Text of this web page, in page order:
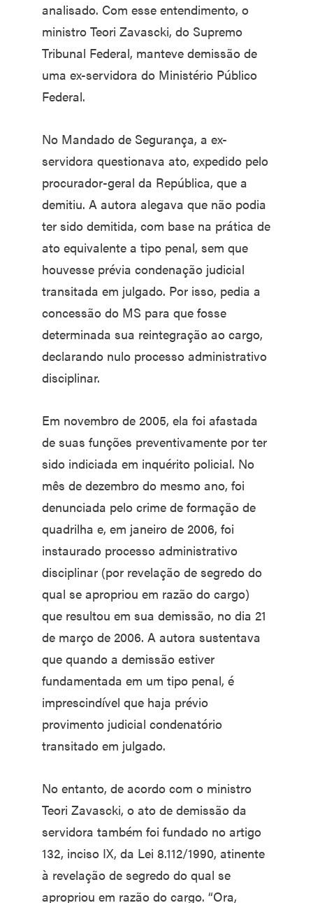
analisado. Com esse entendimento, o
ministro Teori Zavascki, do Supremo
Tribunal Federal, manteve demissão de
uma ex-servidora do Ministério Público
Federal.
No Mandado de Segurança, a ex-
servidora questionava ato, expedido pelo
procurador-geral da República, que a
demitiu. A autora alegava que não podia
ter sido demitida, com base na prática de
ato equivalente a tipo penal, sem que
houvesse prévia condenação judicial
transitada em julgado. Por isso, pedia a
concessão do MS para que fosse
determinada sua reintegração ao cargo,
declarando nulo processo administrativo
disciplinar.
Em novembro de 2005, ela foi afastada
de suas funções preventivamente por ter
sido indiciada em inquérito policial. No
mês de dezembro do mesmo ano, foi
denunciada pelo crime de formação de
quadrilha e, em janeiro de 2006, foi
instaurado processo administrativo
disciplinar (por revelação de segredo do
qual se apropriou em razão do cargo)
que resultou em sua demissão, no dia 21
de março de 2006. A autora sustentava
que quando a demissão estiver
fundamentada em um tipo penal, é
imprescindível que haja prévio
provimento judicial condenatório
transitado em julgado.
No entanto, de acordo com o ministro
Teori Zavascki, o ato de demissão da
servidora também foi fundado no artigo
132, inciso IX, da Lei 8.112/1990, atinente
à revelação de segredo do qual se
apropriou em razão do cargo. “Ora,